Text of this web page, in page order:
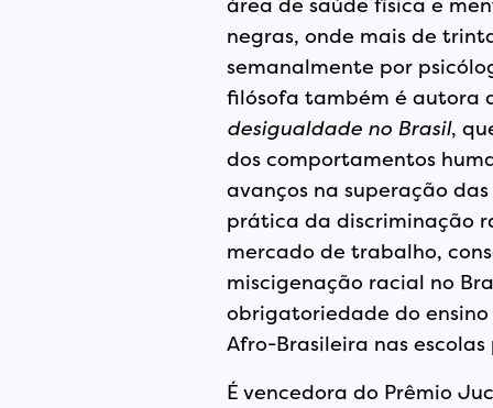
negras, onde mais de
semanalmente por
filósofa também é autora
desigualdade no Brasil,
dos comportamentos
avanços na superação
prática da discriminação
mercado de trabalho,
miscigenação racial no
obrigatoriedade do
Afro-Brasileira nas
É vencedora do Prêmio